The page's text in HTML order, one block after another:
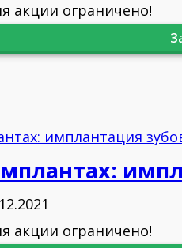
дна гайморовой
кости и
помощь при
приёме»
акции ограничено!
акции ограничено!